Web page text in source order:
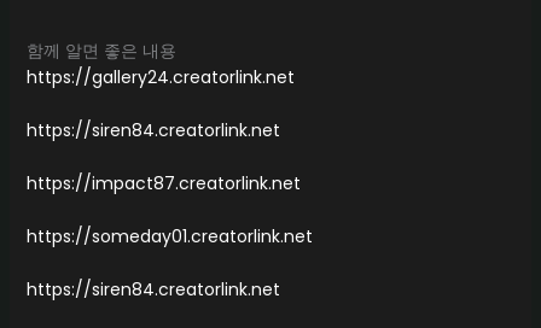
함께 알면 좋은 내용
https://gallery24.creatorlink.net
https://siren84.creatorlink.net
https://impact87.creatorlink.net
https://someday01.creatorlink.net
https://siren84.creatorlink.net